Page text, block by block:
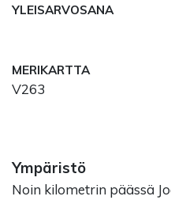
YLEISARVOSANA
MERIKARTTA
V263
Ympäristö
Noin kilometrin päässä